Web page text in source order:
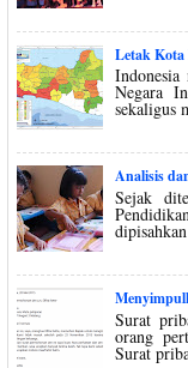
Letak
Indonesia
Negara
sekaligus
Analisis
Sejak
Surat
orang
Surat